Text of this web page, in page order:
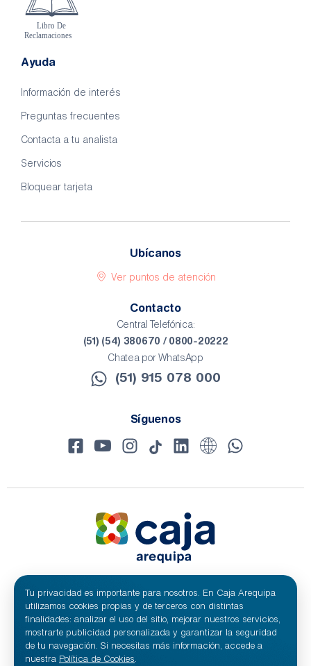
Ayuda
Información de interés
Preguntas frecuentes
Contacta a tu analista
Servicios
Bloquear tarjeta
Ubícanos
Ver puntos de atención
Contacto
Central Telefónica:
(51) (54) 380670 / 0800-20222
Chatea por WhatsApp
(51) 915 078 000​
Síguenos
© 2024 Caja Arequipa - RUC 20100209641
Todos los derechos reservados.
Caja Municipal de Ahorro y Crédito de Arequipa S.A.
Tu privacidad es importante para nosotros. En Caja Arequipa
utilizamos cookies propias y de terceros con distintas
finalidades: analizar el uso del sitio, mejorar nuestros servicios,
mostrarte publicidad personalizada y garantizar la seguridad
de tu navegación. Si necesitas más información, accede a
nuestra Política de Cookies.